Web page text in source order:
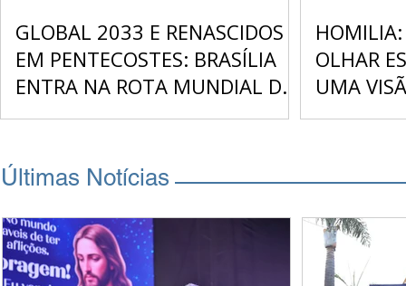
GLOBAL 2033 E RENASCIDOS
EM PENTECOSTES: BRASÍLIA
ENTRA NA ROTA MUNDIAL DA
EVANGELIZAÇÃO
OLHAR
UMA
Últimas Notícias